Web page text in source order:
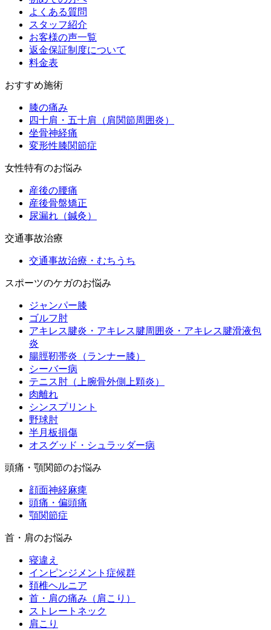
よくある質問
スタッフ紹介
お客様の声一覧
返金保証制度について
料金表
おすすめ施術
膝の痛み
四十肩・五十肩（肩関節周囲炎）
坐骨神経痛
変形性膝関節症
女性特有のお悩み
産後の腰痛
産後骨盤矯正
尿漏れ（鍼灸）
交通事故治療
交通事故治療・むちうち
スポーツのケガのお悩み
ジャンパー膝
ゴルフ肘
アキレス腱炎・アキレス腱周囲炎・アキレス腱滑液包
炎
腸脛靭帯炎（ランナー膝）
シーバー病
テニス肘（上腕骨外側上顆炎）
肉離れ
シンスプリント
野球肘
半月板損傷
オスグッド・シュラッダー病
頭痛・顎関節のお悩み
顔面神経麻痺
頭痛・偏頭痛
顎関節症
首・肩のお悩み
寝違え
インピンジメント症候群
頚椎ヘルニア
首・肩の痛み（肩こり）
ストレートネック
肩こり